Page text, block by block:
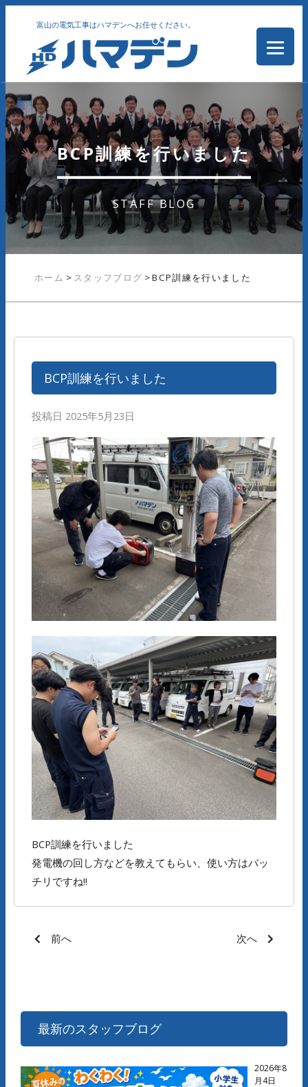
富山の電気工事はハマデンへお任せください。
BCP訓練を行いました
STAFF BLOG
ホーム > スタッフブログ >BCP訓練を行いました
BCP訓練を行いました
投稿日 2025年5月23日
BCP訓練を行いました
発電機の回し方などを教えてもらい、使い方はバッ
チリですね!!
前へ 次へ
最新のスタッフブログ
2026年8
月4日